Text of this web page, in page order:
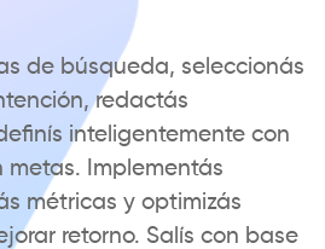
de búsqueda, seleccionás
redactás
inteligentemente con
Implementás
métricas y optimizás
retorno. Salís con base